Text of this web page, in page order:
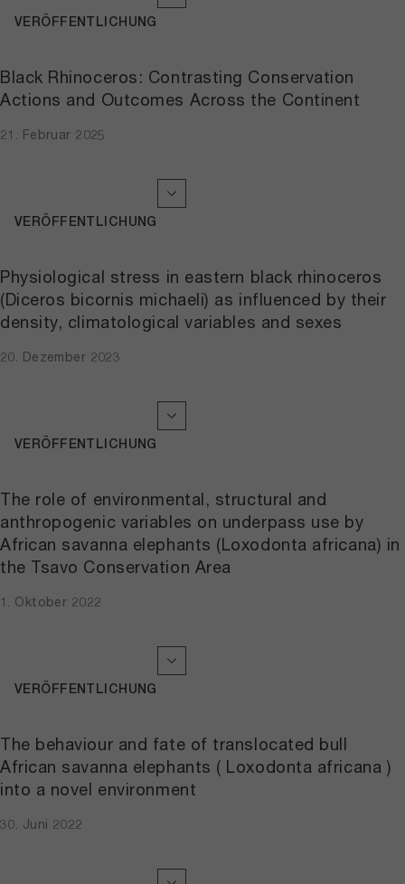
Black Rhinoceros: Contrasting Conservation
Actions and Outcomes Across the Continent
21. Februar 2025
VERÖFFENTLICHUNG
Physiological stress in eastern black rhinoceros
(Diceros bicornis michaeli) as influenced by their
density, climatological variables and sexes
20. Dezember 2023
VERÖFFENTLICHUNG
The role of environmental, structural and
anthropogenic variables on underpass use by
African savanna elephants (Loxodonta africana) in
the Tsavo Conservation Area
1. Oktober 2022
VERÖFFENTLICHUNG
The behaviour and fate of translocated bull
African savanna elephants ( Loxodonta africana )
into a novel environment
30. Juni 2022
VERÖFFENTLICHUNG